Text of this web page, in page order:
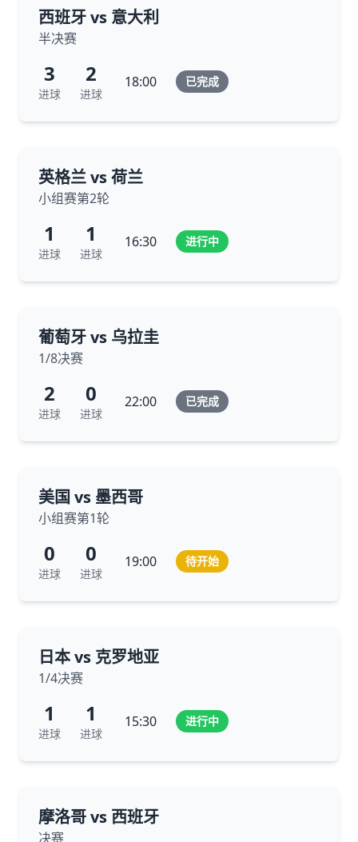
西班牙 vs 意大利
半决赛
3
进球
2
进球
18:00 已完成
英格兰 vs 荷兰
小组赛第2轮
1
进球
1
进球
16:30 进行中
葡萄牙 vs 乌拉圭
1/8决赛
2
进球
0
进球
22:00 已完成
美国 vs 墨西哥
小组赛第1轮
0
进球
0
进球
19:00 待开始
日本 vs 克罗地亚
1/4决赛
1
进球
1
进球
15:30 进行中
摩洛哥 vs 西班牙
决赛